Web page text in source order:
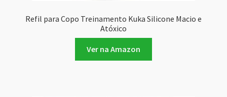
Refil para Copo Treinamento Kuka Silicone Macio e
Atóxico
Ver na Amazon